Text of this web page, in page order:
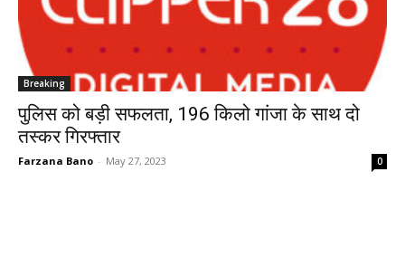
Breaking
पुलिस को बड़ी सफलता, 196 किलो गांजा के साथ दो
तस्कर गिरफ्तार
Farzana Bano - May 27, 2023 0